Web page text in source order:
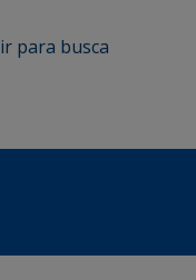
ir para busca